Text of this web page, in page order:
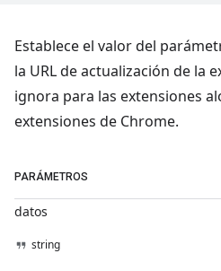
Establece el valor del
la URL de actualización de la
ignora para las extensiones
extensiones de Chrome.
PARÁMETROS
datos
string